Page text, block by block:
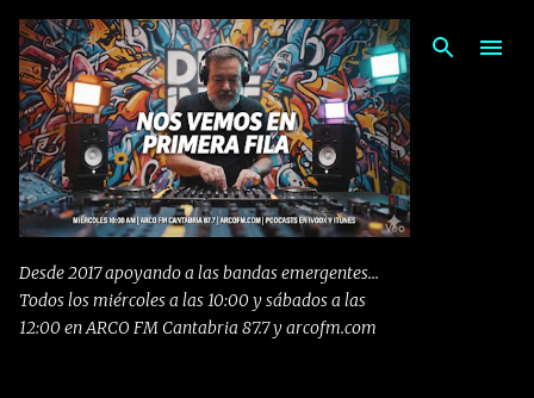
Ir al contenido principal
Desde 2017 apoyando a las bandas emergentes...
Todos los miércoles a las 10:00 y sábados a las
12:00 en ARCO FM Cantabria 87.7 y arcofm.com